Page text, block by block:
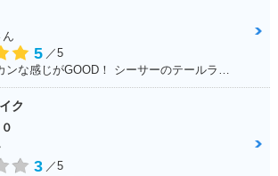
5 ／5
ク
3 ／5